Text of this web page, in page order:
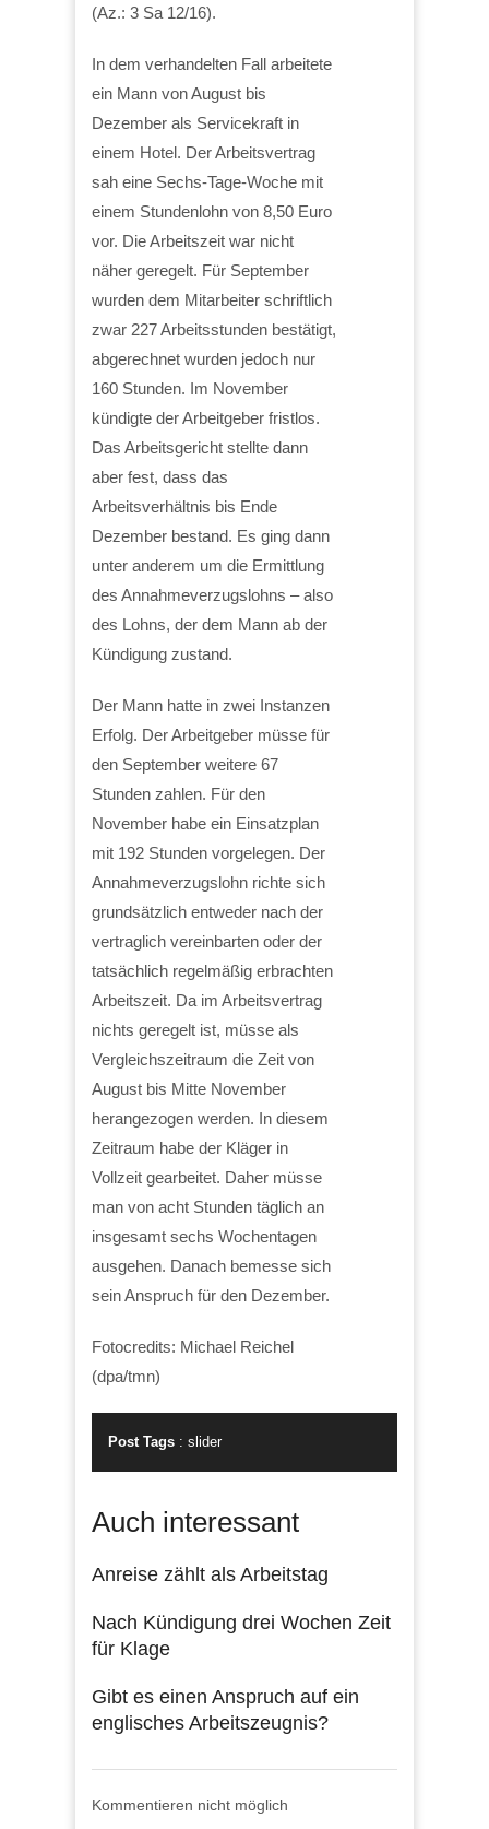
(Az.: 3 Sa 12/16).
In dem verhandelten Fall arbeitete
ein Mann von August bis
Dezember als Servicekraft in
einem Hotel. Der Arbeitsvertrag
sah eine Sechs-Tage-Woche mit
einem Stundenlohn von 8,50 Euro
vor. Die Arbeitszeit war nicht
näher geregelt. Für September
wurden dem Mitarbeiter schriftlich
zwar 227 Arbeitsstunden bestätigt,
abgerechnet wurden jedoch nur
160 Stunden. Im November
kündigte der Arbeitgeber fristlos.
Das Arbeitsgericht stellte dann
aber fest, dass das
Arbeitsverhältnis bis Ende
Dezember bestand. Es ging dann
unter anderem um die Ermittlung
des Annahmeverzugslohns – also
des Lohns, der dem Mann ab der
Kündigung zustand.
Der Mann hatte in zwei Instanzen
Erfolg. Der Arbeitgeber müsse für
den September weitere 67
Stunden zahlen. Für den
November habe ein Einsatzplan
mit 192 Stunden vorgelegen. Der
Annahmeverzugslohn richte sich
grundsätzlich entweder nach der
vertraglich vereinbarten oder der
tatsächlich regelmäßig erbrachten
Arbeitszeit. Da im Arbeitsvertrag
nichts geregelt ist, müsse als
Vergleichszeitraum die Zeit von
August bis Mitte November
herangezogen werden. In diesem
Zeitraum habe der Kläger in
Vollzeit gearbeitet. Daher müsse
man von acht Stunden täglich an
insgesamt sechs Wochentagen
ausgehen. Danach bemesse sich
sein Anspruch für den Dezember.
Fotocredits: Michael Reichel
(dpa/tmn)
Post Tags : slider
Auch interessant
Anreise zählt als Arbeitstag
Nach Kündigung drei Wochen Zeit
für Klage
Gibt es einen Anspruch auf ein
englisches Arbeitszeugnis?
Kommentieren nicht möglich